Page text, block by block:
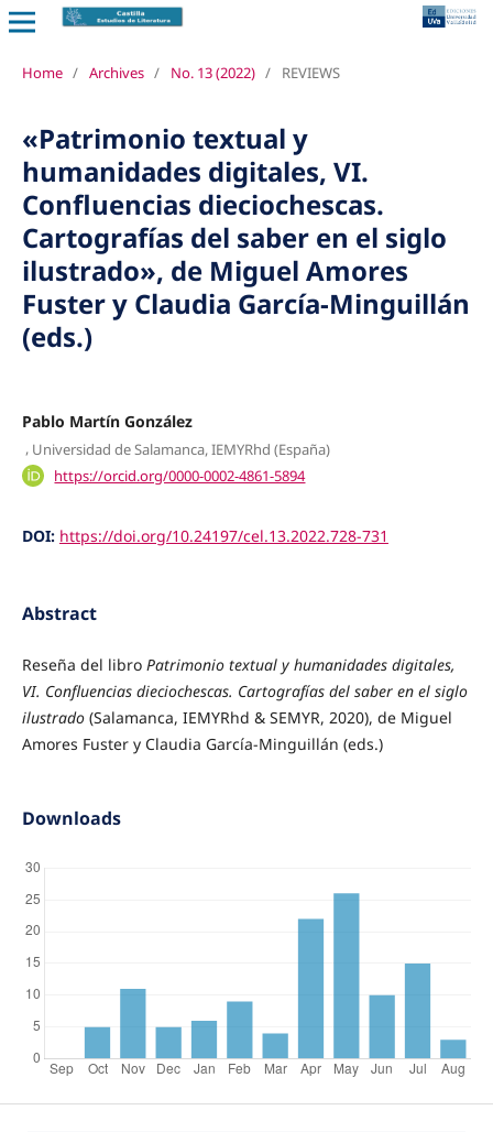
Home / Archives / No. 13 (2022) / REVIEWS
«Patrimonio textual y
humanidades digitales, VI.
Confluencias dieciochescas.
Cartografías del saber en el siglo
ilustrado», de Miguel Amores
Fuster y Claudia García-Minguillán
(eds.)
Pablo Martín González
, Universidad de Salamanca, IEMYRhd (España)
https://orcid.org/0000-0002-4861-5894
DOI: https://doi.org/10.24197/cel.13.2022.728-731
Abstract
Reseña del libro Patrimonio textual y humanidades digitales,
VI. Confluencias dieciochescas. Cartografías del saber en el siglo
ilustrado (Salamanca, IEMYRhd & SEMYR, 2020), de Miguel
Amores Fuster y Claudia García-Minguillán (eds.)
Downloads